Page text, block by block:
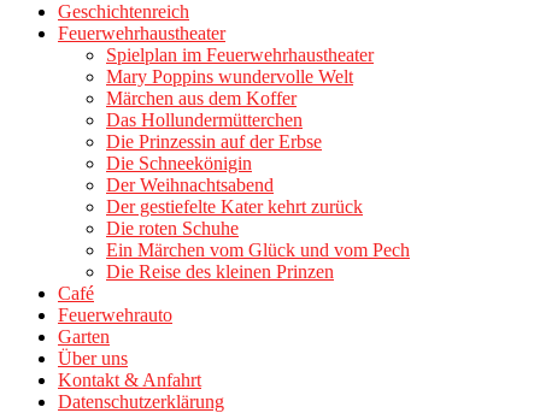
Geschichtenreich
Feuerwehrhaustheater
Spielplan im Feuerwehrhaustheater
Mary Poppins wundervolle Welt
Märchen aus dem Koffer
Das Hollundermütterchen
Die Prinzessin auf der Erbse
Die Schneekönigin
Der Weihnachtsabend
Der gestiefelte Kater kehrt zurück
Die roten Schuhe
Ein Märchen vom Glück und vom Pech
Die Reise des kleinen Prinzen
Café
Feuerwehrauto
Garten
Über uns
Kontakt & Anfahrt
Datenschutzerklärung